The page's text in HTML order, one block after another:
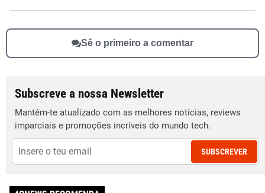
Sê o primeiro a comentar
Subscreve a nossa Newsletter
Mantém-te atualizado com as melhores notícias, reviews
imparciais e promoções incríveis do mundo tech.
SUBSCREVER